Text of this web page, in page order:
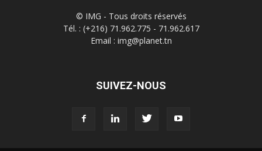
© IMG - Tous droits réservés
Tél. : (+216) 71.962.775 - 71.962.617
Email : img@planet.tn
SUIVEZ-NOUS